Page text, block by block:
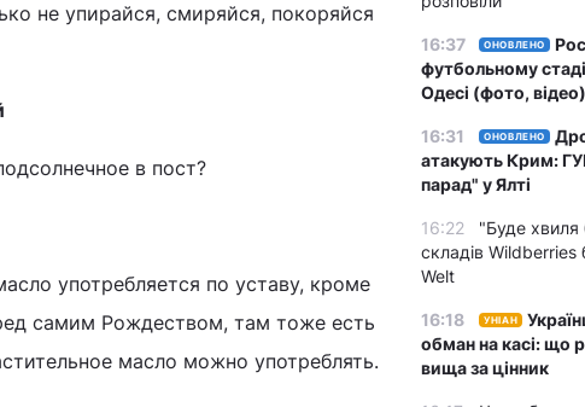
не упирайся, смиряйся, покоряйся
в пост?
употребляется по уставу, кроме
самим Рождеством, там тоже есть
масло можно употреблять.
16:37 ОНОВЛЕНО
футбольному
Одесі (фото, відео)
16:31 ОНОВЛЕНО
атакують Крим:
парад" у Ялті
16:22
"Буде хвиля
складів
Welt
16:18 УНІАН
обман на касі: що
вища за цінник